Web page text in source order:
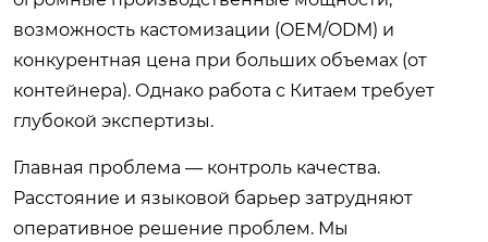
возможность кастомизации (OEM/ODM) и
конкурентная цена при больших объемах (от
контейнера). Однако работа с Китаем требует
глубокой экспертизы.
Главная проблема — контроль качества.
Расстояние и языковой барьер затрудняют
оперативное решение проблем. Мы